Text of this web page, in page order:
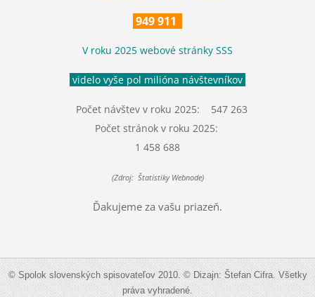
949 911
V roku 2025 webové stránky SSS
videlo vyše pol milióna návštevníkov
Počet návštev v roku 2025: 547 263
Počet stránok v roku 2025:
1 458 688
(Zdroj: Štatistiky Webnode)
Ďakujeme za vašu priazeň.
© Spolok slovenských spisovateľov 2010. © Dizajn: Štefan Cifra. Všetky
práva vyhradené.